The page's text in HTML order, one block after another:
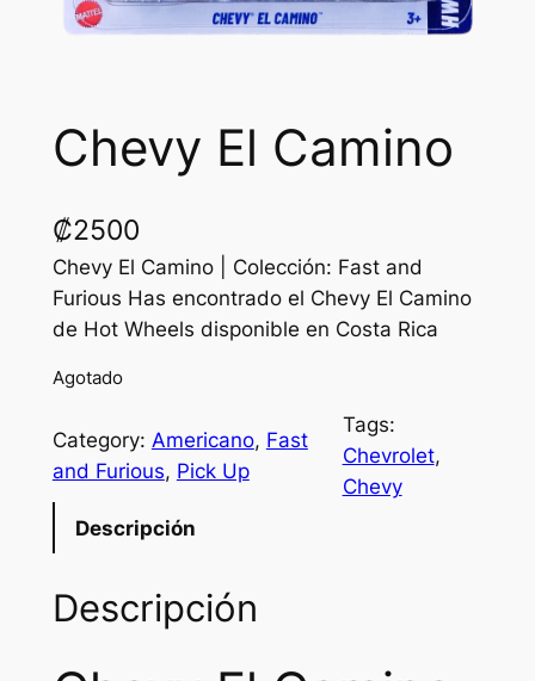
Chevy El Camino
₡2500
Chevy El Camino | Colección: Fast and
Furious Has encontrado el Chevy El Camino
de Hot Wheels disponible en Costa Rica
Agotado
Category: Americano, Fast
and Furious, Pick Up
Tags:
Chevrolet
Chevy
Descripción
Descripción